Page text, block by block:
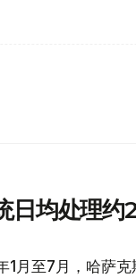
日均处理约
1月至7月，哈萨